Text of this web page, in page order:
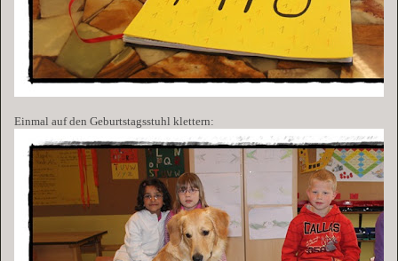
Einmal auf den Geburtstagsstuhl klettern: